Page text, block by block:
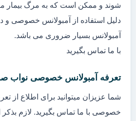
شوند و ممکن است که به مرگ بیمار
دلیل استفاده از آمبولانس خصوصی و
آمبولانس بسیار ضروری می باشد.
با ما تماس بگیرید
تعرفه آمبولانس خصوصی نواب
شما عزیزان میتوانید برای اطلاع از
خصوصی با ما تماس بگیرید. لازم